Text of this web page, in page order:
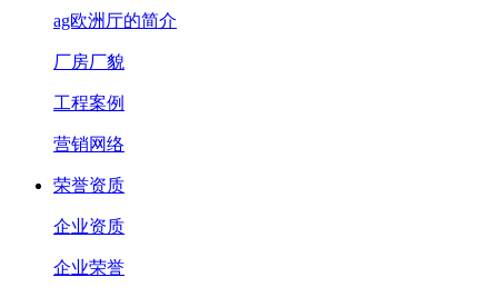
ag欧洲厅的简介
厂房厂貌
工程案例
营销网络
荣誉资质
企业资质
企业荣誉